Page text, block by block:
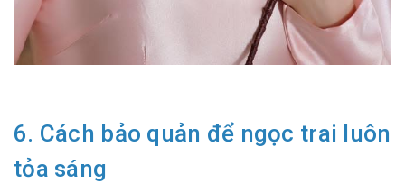
6. Cách bảo quản để ngọc trai luôn
tỏa sáng